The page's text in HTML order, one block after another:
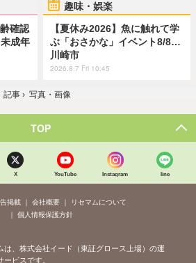
確認
成年
趣味・娯楽
【夏休み2026】魚に触れて学
ぶ「おさかな」イベント8/8…
川崎市
2026.8.7 Fri 10:45
記事 › 写真・画像
TOP
X YouTube Instagram line
掲載 会社概要
リセマムについて
個人情報保護方針
は、株式会社イード（東証グロース上場）の運
ービスです。